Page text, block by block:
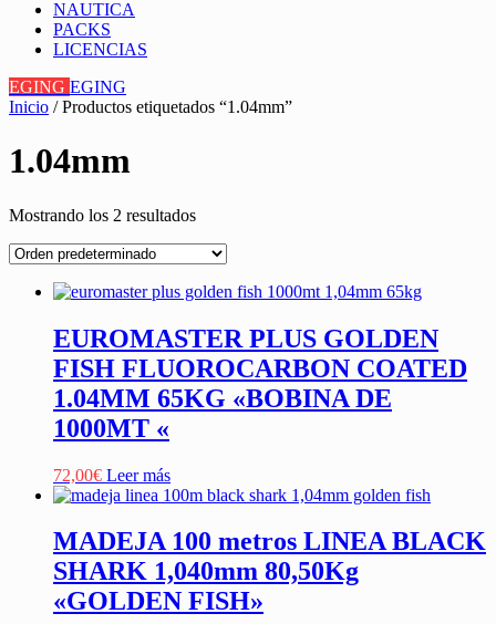
NAUTICA
PACKS
LICENCIAS
EGING EGING
Inicio / Productos etiquetados “1.04mm”
1.04mm
Mostrando los 2 resultados
EUROMASTER PLUS GOLDEN
FISH FLUOROCARBON COATED
1.04MM 65KG «BOBINA DE
1000MT «
72,00€ Leer más
MADEJA 100 metros LINEA BLACK
SHARK 1,040mm 80,50Kg
«GOLDEN FISH»